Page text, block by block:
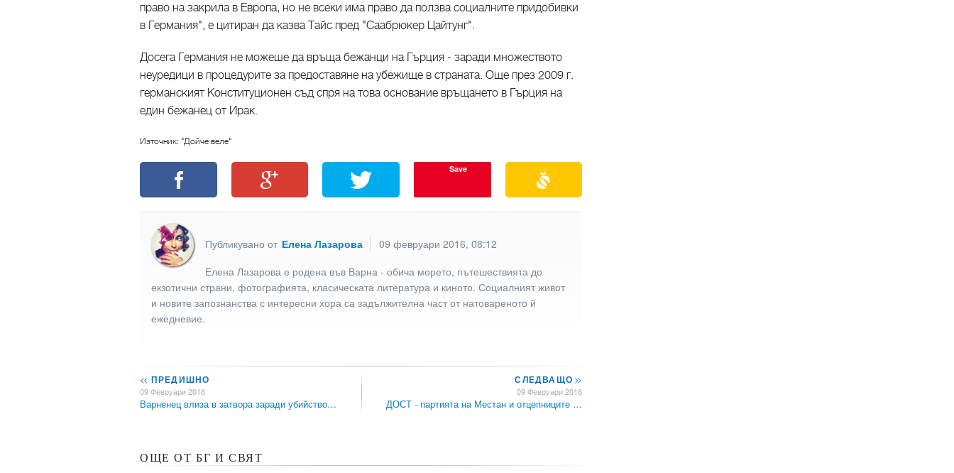
право на закрила в Европа, но не всеки има право да ползва социалните придобивки
в Германия", е цитиран да казва Тайс пред "Саабрюкер Цайтунг".
Досега Германия не можеше да връща бежанци на Гърция - заради множеството
неуредици в процедурите за предоставяне на убежище в страната. Още през 2009 г.
германският Конституционен съд спря на това основание връщането в Гърция на
един бежанец от Ирак.
Източник: "Дойче веле"
Save
Публикувано от Елена Лазарова
09 февруари 2016, 08:12
Елена Лазарова е родена във Варна - обича морето, пътешествията до
екзотични страни, фотографията, класическата литература и киното. Социалният живот
и новите запознанства с интересни хора са задължителна част от натовареното й
ежедневие.
<< ПРЕДИШНО
09 Февруари 2016
Варненец влиза в затвора заради убийство…
СЛЕДВАЩО>>
09 Февруари 2016
ДОСТ - партията на Местан и отцепниците …
ОЩЕ ОТ БГ И СВЯТ